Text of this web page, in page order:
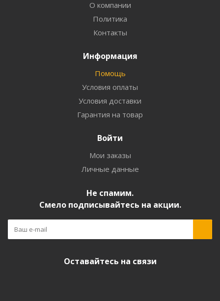
О компании
Политика
Контакты
Информация
Помощь
Условия оплаты
Условия доставки
Гарантия на товар
Войти
Мои заказы
Личные данные
Не спамим.
Смело подписывайтесь на акции.
Оставайтесь на связи